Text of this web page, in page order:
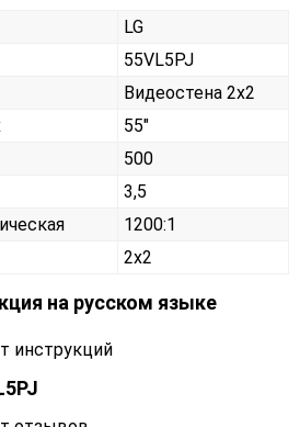
LG
55VL5PJ
Видеостена 2х2
55"
500
3,5
1200:1
2x2
на русском языке
инструкций